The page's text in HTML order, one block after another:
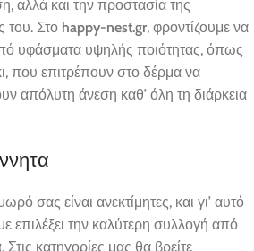
αλλά και την προστασία της
του. Στο happy-nest.gr, φροντίζουμε να
υφάσματα υψηλής ποιότητας, όπως
που επιτρέπουν στο δέρμα να
απόλυτη άνεση καθ’ όλη τη διάρκεια
σας είναι ανεκτίμητες, και γι’ αυτό
επιλέξει την καλύτερη συλλογή από
. Στις κατηγορίες μας θα βρείτε